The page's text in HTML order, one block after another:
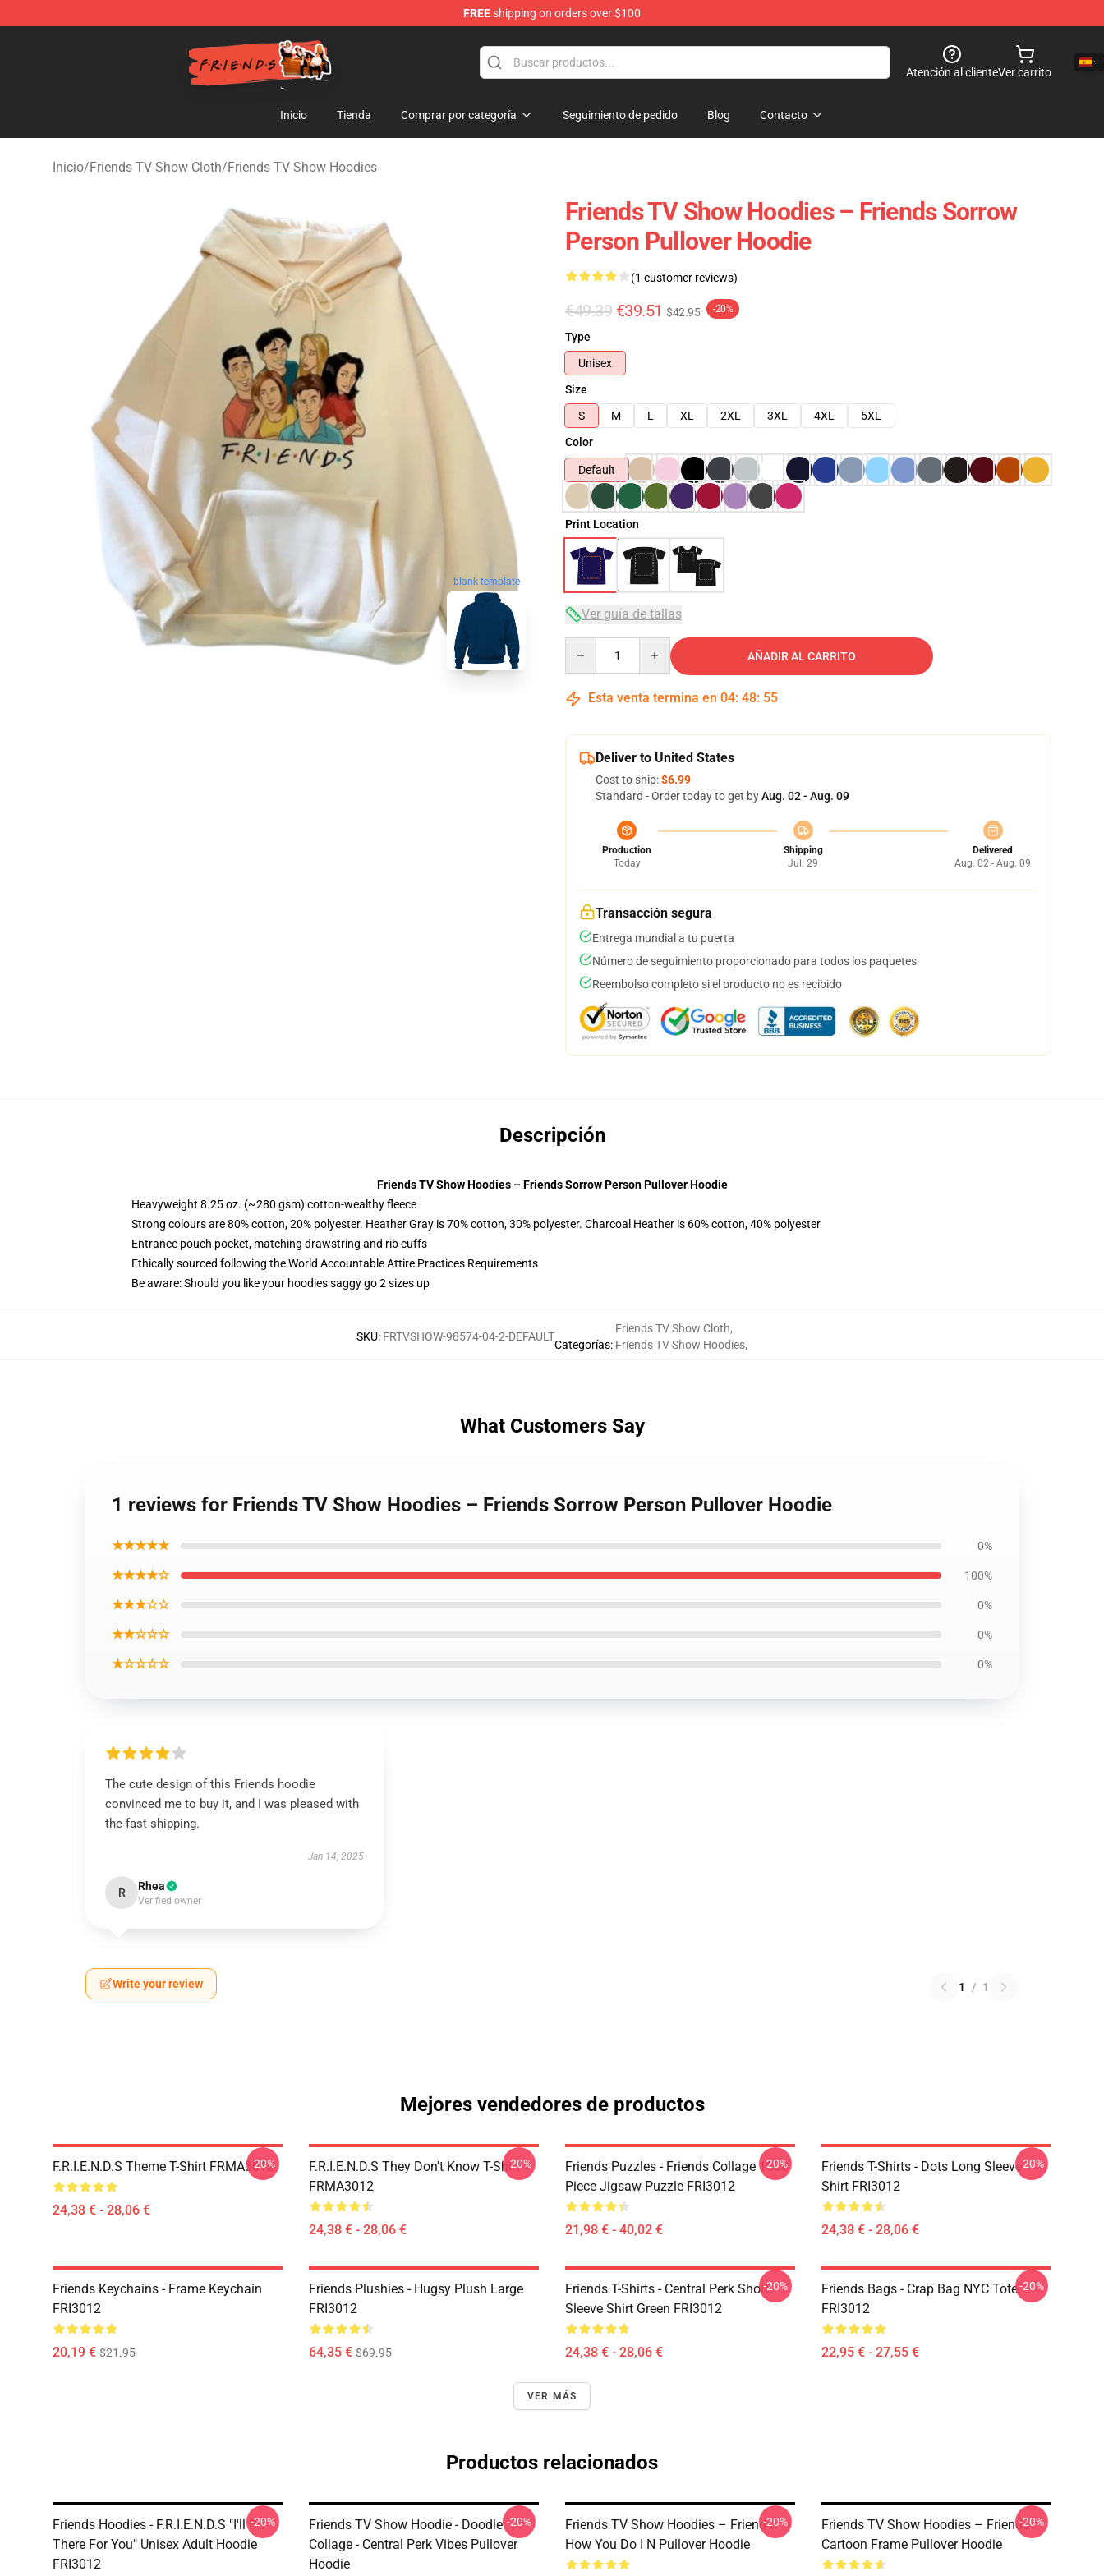
FREEshipping on orders over $100
Friends Store - Official Friends Merchandise Shop
Atención al clienteVer carrito
Inicio Tienda Comprar por categoría Seguimiento de pedido Blog Contacto
Inicio/Friends TV Show Cloth/Friends TV Show Hoodies
blank template
Friends TV Show Hoodies – Friends Sorrow
Person Pullover Hoodie
(1 customer reviews)
€49.39 €39.51 $42.95 -20%
Type
Unisex
Size
S
M L XL 2XL 3XL 4XL
5XL
Color
Default
Print Location
Ver guía de tallas
AÑADIR AL CARRITO
Esta venta termina en 04: 48: 54
Deliver to United States
Cost to ship:$6.99
Standard - Order today to get byAug. 02 - Aug. 09
Production
Today
Shipping
Jul. 29
Delivered
Aug. 02 - Aug. 09
Transacción segura
Entrega mundial a tu puerta
Número de seguimiento proporcionado para todos los paquetes
Reembolso completo si el producto no es recibido
Descripción
Friends TV Show Hoodies – Friends Sorrow Person Pullover Hoodie
Heavyweight 8.25 oz. (~280 gsm) cotton-wealthy fleece
Strong colours are 80% cotton, 20% polyester. Heather Gray is 70% cotton, 30% polyester. Charcoal Heather is 60% cotton, 40% polyester
Entrance pouch pocket, matching drawstring and rib cuffs
Ethically sourced following the World Accountable Attire Practices Requirements
Be aware: Should you like your hoodies saggy go 2 sizes up
SKU: FRTVSHOW-98574-04-2-DEFAULT
Categorías:
Friends TV Show Cloth,
Friends TV Show Hoodies,
What Customers Say
1 reviews for Friends TV Show Hoodies – Friends Sorrow Person Pullover Hoodie
★★★★★ 0%
★★★★☆ 100%
★★★☆☆ 0%
★★☆☆☆ 0%
★☆☆☆☆ 0%
The cute design of this Friends hoodie
convinced me to buy it, and I was pleased with
the fast shipping.
Jan 14, 2025
R Rhea
Verified owner
Write your review 1 / 1
Mejores vendedores de productos
F.R.I.E.N.D.S Theme T-Shirt FRMA3012
24,38 € - 28,06 €
-20%
F.R.I.E.N.D.S They Don't Know T-Shirt
FRMA3012
24,38 € - 28,06 €
-20%
Friends Puzzles - Friends Collage 1000
Piece Jigsaw Puzzle FRI3012
21,98 € - 40,02 €
-20%
Friends T-Shirts - Dots Long Sleeve
Shirt FRI3012
24,38 € - 28,06 €
-20%
Friends Keychains - Frame Keychain
FRI3012
20,19 € $21.95
Friends Plushies - Hugsy Plush Large
FRI3012
64,35 € $69.95
Friends T-Shirts - Central Perk Short
Sleeve Shirt Green FRI3012
24,38 € - 28,06 €
-20%
Friends Bags - Crap Bag NYC Tote
FRI3012
22,95 € - 27,55 €
-20%
VER MÁS
Productos relacionados
Friends Hoodies - F.R.I.E.N.D.S "I'll Be
There For You" Unisex Adult Hoodie
FRI3012
-20%
Friends TV Show Hoodie - Doodle
Collage - Central Perk Vibes Pullover
Hoodie
-20%
Friends TV Show Hoodies – Friends
How You Do I N Pullover Hoodie
-20%
Friends TV Show Hoodies – Friends
Cartoon Frame Pullover Hoodie
-20%